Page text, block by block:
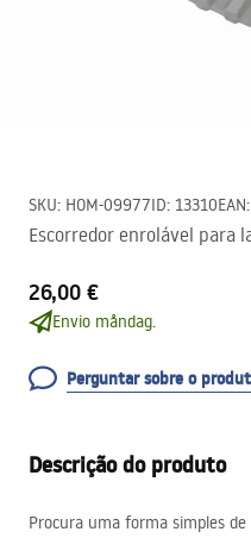
SKU: HOM-09977ID: 13310EAN:
Escorredor enrolável para
26,00 €
Envio måndag.
Perguntar sobre o
Descrição do produto
Procura uma forma simples